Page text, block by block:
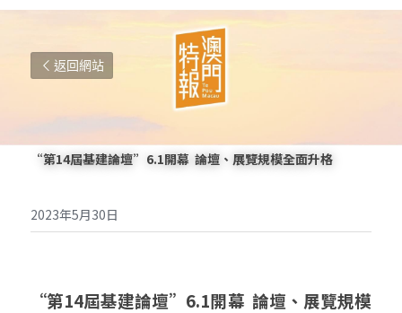
返回網站
“第14屆基建論壇”6.1開幕  論壇、展覽規模全面升格
2023年5月30日
“第14屆基建論壇”6.1開幕  論壇、展覽規模